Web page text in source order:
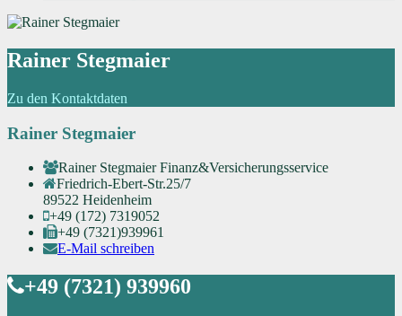
Rainer Stegmaier
Zu den Kontaktdaten
Rainer Stegmaier
Rainer Stegmaier Finanz&Versicherungsservice
Friedrich-Ebert-Str.25/7
89522 Heidenheim
+49 (172) 7319052
+49 (7321)939961
E-Mail schreiben
+49 (7321) 939960